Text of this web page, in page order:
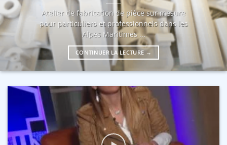
Atelier de fabrication de pièce sur mesure
pour particuliers et professionnels dans les
Alpes Maritimes ...
CONTINUER LA LECTURE →